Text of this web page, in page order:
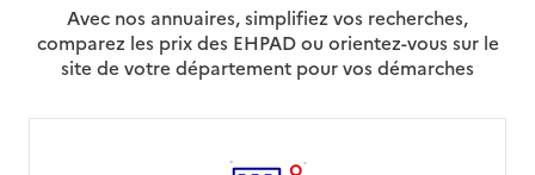
Avec nos annuaires, simplifiez vos recherches,
comparez les prix des EHPAD ou orientez-vous sur le
site de votre département pour vos démarches